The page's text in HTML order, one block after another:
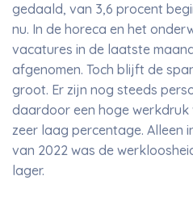
gedaald, van 3,6 procent
nu. In de horeca en het
vacatures in de laatste
afgenomen. Toch blijft de
groot. Er zijn nog steeds
daardoor een hoge werkdruk
zeer laag percentage. Alleen
van 2022 was de
lager.